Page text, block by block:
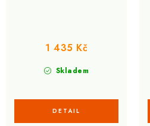
Skladem
1 435 Kč